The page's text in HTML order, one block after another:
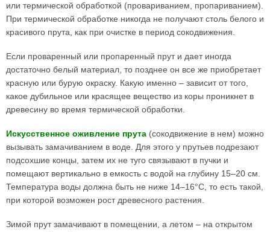
или термической обработкой (провариванием, пропариванием).
При термической обработке никогда не получают столь белого и
красивого прута, как при очистке в период сокодвижения.
Если проваренный или пропаренный прут и дает иногда
достаточно белый материал, то позднее он все же приобретает
красную или бурую окраску. Какую именно – зависит от того,
какое дубильное или красящее вещество из коры проникнет в
древесину во время термической обработки.
Искусственное оживление прута (сокодвижение в нем) можно
вызывать замачиванием в воде. Для этого у прутьев подрезают
подсохшие концы, затем их не туго связывают в пучки и
помещают вертикально в емкость с водой на глубину 15–20 см.
Температура воды должна быть не ниже 14–16°С, то есть такой,
при которой возможен рост древесного растения.
Зимой прут замачивают в помещении, а летом – на открытом